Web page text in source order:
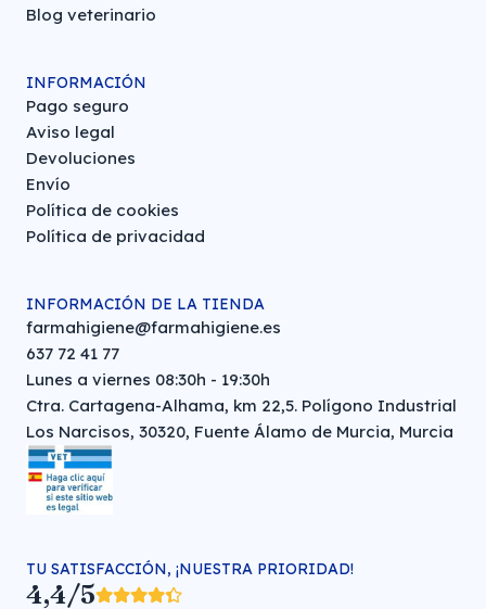
Blog veterinario
INFORMACIÓN
Pago seguro
Aviso legal
Devoluciones
Envío
Política de cookies
Política de privacidad
INFORMACIÓN DE LA TIENDA
farmahigiene@farmahigiene.es
637 72 41 77
Lunes a viernes 08:30h - 19:30h
Ctra. Cartagena-Alhama, km 22,5. Polígono Industrial
Los Narcisos, 30320, Fuente Álamo de Murcia, Murcia
TU SATISFACCIÓN, ¡NUESTRA PRIORIDAD!
4,4/5